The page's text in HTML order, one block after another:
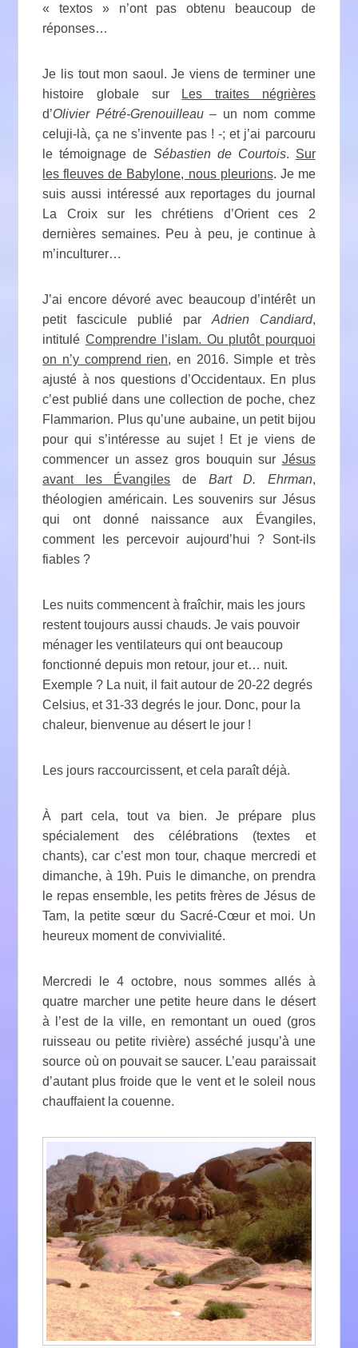
« textos » n’ont pas obtenu beaucoup de
réponses…
Je lis tout mon saoul. Je viens de terminer une
histoire globale sur
Les traites négrières
d’Olivier Pétré-Grenouilleau– un nom comme
celuji-là, ça ne s’invente pas ! -; et j’ai parcouru
le témoignage de Sébastien de Courtois. Sur
les fleuves de Babylone, nous pleurions. Je me
suis aussi intéressé aux reportages du journal
La Croix sur les chrétiens d’Orient ces 2
dernières semaines. Peu à peu, je continue à
m’inculturer…
J’ai encore dévoré avec beaucoup d’intérêt un
petit fascicule publié par Adrien Candiard,
intitulé Comprendre l’islam. Ou plutôt pourquoi
on n’y comprend rien, en 2016. Simple et très
ajusté à nos questions d’Occidentaux. En plus
c’est publié dans une collection de poche, chez
Flammarion. Plus qu’une aubaine, un petit bijou
pour qui s’intéresse au sujet ! Et je viens de
commencer un assez gros bouquin sur Jésus
avant les Évangiles de Bart D. Ehrman,
théologien américain. Les souvenirs sur Jésus
qui ont donné naissance aux Évangiles,
comment les percevoir aujourd’hui ? Sont-ils
fiables ?
Les nuits commencent à fraîchir, mais les jours
restent toujours aussi chauds. Je vais pouvoir
ménager les ventilateurs qui ont beaucoup
fonctionné depuis mon retour, jour et… nuit.
Exemple ? La nuit, il fait autour de 20-22 degrés
Celsius, et 31-33 degrés le jour. Donc, pour la
chaleur, bienvenue au désert le jour !
Les jours raccourcissent, et cela paraît déjà.
À part cela, tout va bien. Je prépare plus
spécialement des célébrations (textes et
chants), car c’est mon tour, chaque mercredi et
dimanche, à 19h. Puis le dimanche, on prendra
le repas ensemble, les petits frères de Jésus de
Tam, la petite sœur du Sacré-Cœur et moi. Un
heureux moment de convivialité.
Mercredi le 4 octobre, nous sommes allés à
quatre marcher une petite heure dans le désert
à l’est de la ville, en remontant un oued (gros
ruisseau ou petite rivière) asséché jusqu’à une
source où on pouvait se saucer. L’eau paraissait
d’autant plus froide que le vent et le soleil nous
chauffaient la couenne.